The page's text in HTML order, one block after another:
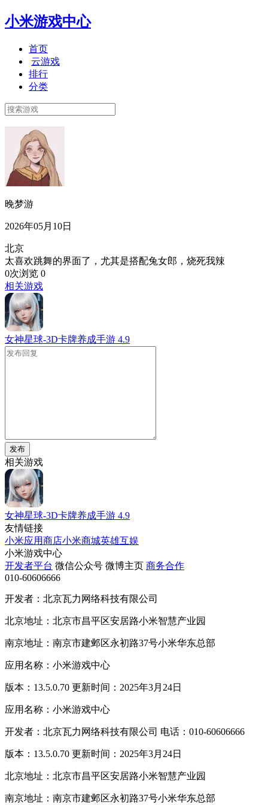
小米游戏中心
首页
云游戏
排行
分类
晚梦游
2026年05月10日
北京
太喜欢跳舞的界面了，尤其是搭配兔女郎，烧死我辣
0次浏览 0
相关游戏
女神星球-3D卡牌养成手游 4.9
发布
相关游戏
女神星球-3D卡牌养成手游 4.9
友情链接
小米应用商店小米商城英雄互娱
小米游戏中心
开发者平台 微信公众号 微博主页 商务合作
010-60606666
开发者：北京瓦力网络科技有限公司
北京地址：北京市昌平区安居路小米智慧产业园
南京地址：南京市建邺区永初路37号小米华东总部
应用名称：小米游戏中心
版本：13.5.0.70 更新时间：2025年3月24日
应用名称：小米游戏中心
开发者：北京瓦力网络科技有限公司 电话：010-60606666
版本：13.5.0.70 更新时间：2025年3月24日
北京地址：北京市昌平区安居路小米智慧产业园
南京地址：南京市建邺区永初路37号小米华东总部